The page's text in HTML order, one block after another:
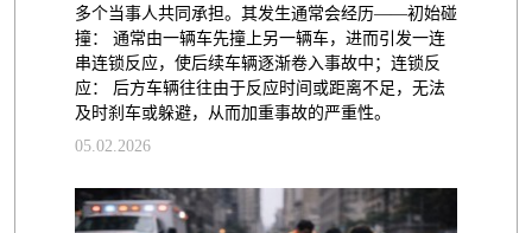
多个当事人共同承担。其发生通常会经历——初始碰
撞： 通常由一辆车先撞上另一辆车，进而引发一连
串连锁反应，使后续车辆逐渐卷入事故中；连锁反
应： 后方车辆往往由于反应时间或距离不足，无法
及时刹车或躲避，从而加重事故的严重性。
05.02.2026